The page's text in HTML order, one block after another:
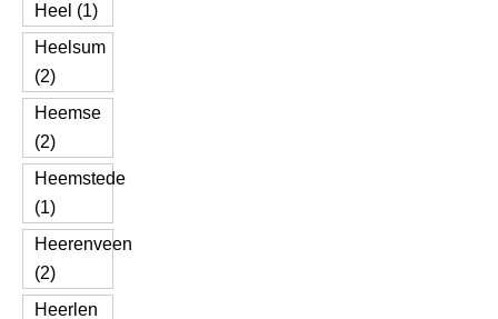
Heel (1)
Heelsum
(2)
Heemse
(2)
Heemstede
(1)
Heerenveen
(2)
Heerlen